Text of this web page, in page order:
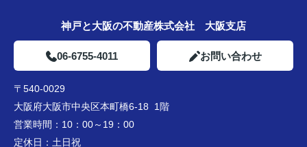
神戸と大阪の不動産株式会社 大阪支店
06-6755-4011 お問い合わせ
〒540-0029
大阪府大阪市中央区本町橋6-18 1階
営業時間： 10：00～19：00
定休日： 土日祝